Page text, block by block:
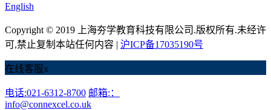
English
Copyright © 2019 上海夯学教育科技有限公司.版权所有.未经许
可,禁止复制本站任何内容 | 沪ICP备17035190号
在线客服x
电话:021-6312-8700 邮箱:：
info@connexcel.co.uk